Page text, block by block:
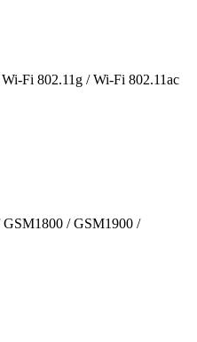
Fi 802.11g / Wi-Fi 802.11ac
/ GSM1900 /